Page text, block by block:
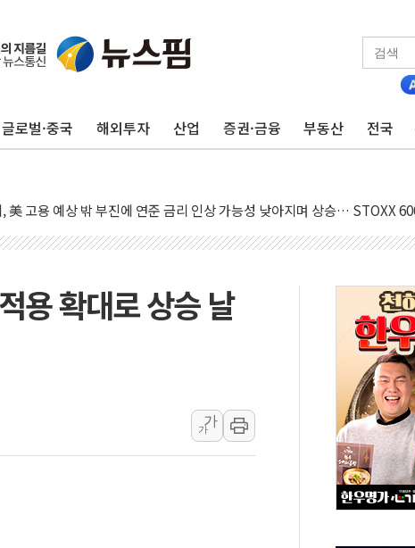
글로벌·중국 해외투자 산업 증권·금융 부동산 전국
파 기세 꺾이나…고용 감소에 9월 동결 전망 우세
람 수니파 3국, '공동방위협정' 체결… 이스라엘·이란 위협에 맞설 자체
원, 백악관 무도회장 공사 중단 명령…트럼프 제동
원유 수출항 '하르그섬', 최근 1주일 이상 '올스톱'… 美 해상봉쇄 영향
프리뷰, 美 고용 쇼크에 금리 인상 우려 후퇴…나스닥 선물 1%대 상승
7월 고용 2만3000명 감소 '쇼크'…9월 금리 인상 기대 후퇴
람 수니파 3개국, 공동방위협정 체결
개장 전 특징주...아틀라시안·클라우드플레어·태양광주↑ VS 트레이드
미 DPAA와 MOU… "6·25 미군 실종자 7359명 끝까지 찾겠다"
용 확대로 상승 날
가
가